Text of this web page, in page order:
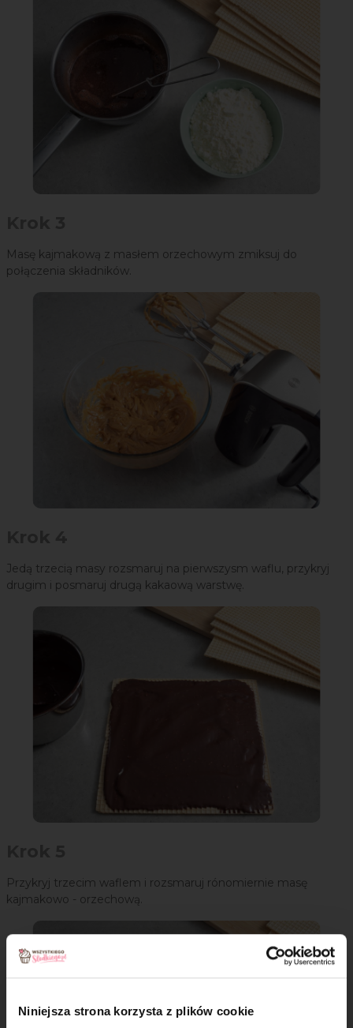
Niniejsza strona korzysta z plików cookie
Masę kajmakową z masłem orzechowym zmiksuj do
połączenia składników.
Jedą trzecią masy rozsmaruj na pierwszysm waflu, przykryj
drugim i posmaruj drugą kakaową warstwę.
Przykryj trzecim waflem i rozsmaruj rónomiernie masę
kajmakowo - orzechową.